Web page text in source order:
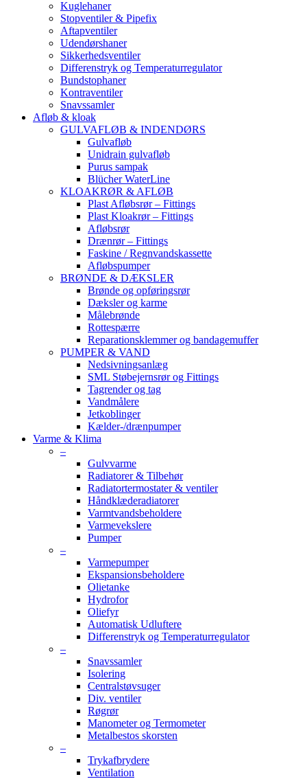
Kuglehaner
Stopventiler & Pipefix
Aftapventiler
Udendørshaner
Sikkerhedsventiler
Differenstryk og Temperaturregulator
Bundstophaner
Kontraventiler
Snavssamler
Afløb & kloak
GULVAFLØB & INDENDØRS
Gulvafløb
Unidrain gulvafløb
Purus sampak
Blücher WaterLine
KLOAKRØR & AFLØB
Plast Afløbsrør – Fittings
Plast Kloakrør – Fittings
Afløbsrør
Drænrør – Fittings
Faskine / Regnvandskassette
Afløbspumper
BRØNDE & DÆKSLER
Brønde og opføringsrør
Dæksler og karme
Målebrønde
Rottespærre
Reparationsklemmer og bandagemuffer
PUMPER & VAND
Nedsivningsanlæg
SML Støbejernsrør og Fittings
Tagrender og tag
Vandmålere
Jetkoblinger
Kælder-/drænpumper
Varme & Klima
–
Gulvvarme
Radiatorer & Tilbehør
Radiatortermostater & ventiler
Håndklæderadiatorer
Varmtvandsbeholdere
Varmevekslere
Pumper
–
Varmepumper
Ekspansionsbeholdere
Olietanke
Hydrofor
Oliefyr
Automatisk Udluftere
Differenstryk og Temperaturregulator
–
Snavssamler
Isolering
Centralstøvsuger
Div. ventiler
Røgrør
Manometer og Termometer
Metalbestos skorsten
–
Trykafbrydere
Ventilation